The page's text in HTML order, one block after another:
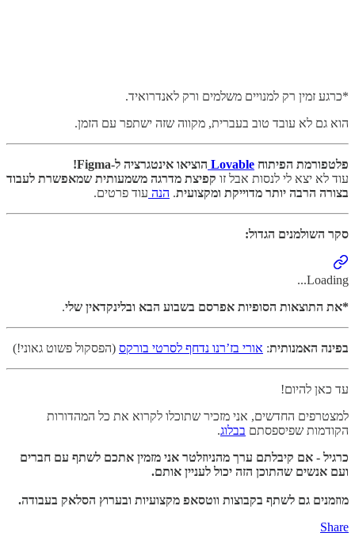
*כרגע זמין רק למנויים משלמים ורק לאנדרואיד.
הוא גם לא עובד טוב בעברית, מקווה שזה ישתפר עם הזמן.
פלטפורמת הפיתוח Lovable הוציאו אינטגרציה ל-Figma!
עוד לא יצא לי לנסות אבל זו קפיצת מדרגה משמעותית שמאפשרת לעבוד
בצורה הרבה יותר מדוייקת ומקצועית. הנה עוד פרטים.
סקר השולמנים הגדול:
Loading...
*את התוצאות הסופיות אפרסם בשבוע הבא ובלינקדאין שלי.
בפינה האמנותית: אורי בז’רנו נדחף לסרטי בורקס (הפסקול פשוט גאוני!)
עד כאן להיום!
למצטרפים החדשים, אני מזכיר שתוכלו לקרוא את כל המהדורות
הקודמות שפיספסתם בבלוג.
כרגיל - אם קיבלתם ערך מהניוזלטר אני מזמין אתכם לשתף עם חברים
ועם אנשים שהתוכן הזה יכול לעניין אותם.
מוזמנים גם לשתף בקבוצות ווטסאפ מקצועיות ובערוץ הסלאק בעבודה.
Share